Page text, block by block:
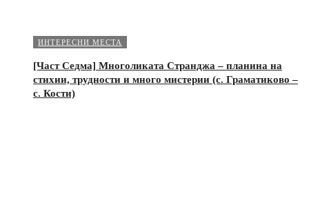
ИНТЕРЕСНИ МЕСТА
[Част Седма] Многоликата Странджа – планина на
стихии, трудности и много мистерии (с. Граматиково –
с. Кости)